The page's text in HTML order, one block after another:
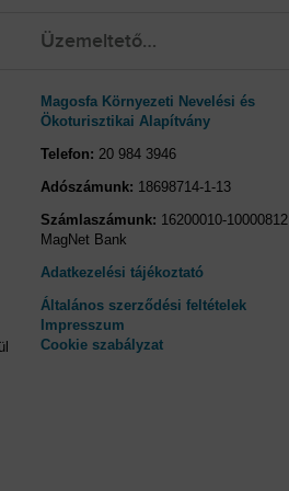
Üzemeltető…
Magosfa Környezeti Nevelési és
Ökoturisztikai Alapítvány
Telefon: 20 984 3946
Adószámunk: 18698714-1-13
Számlaszámunk: 16200010-10000812
MagNet Bank
Adatkezelési tájékoztató
Általános szerződési feltételek
Impresszum
Cookie szabályzat